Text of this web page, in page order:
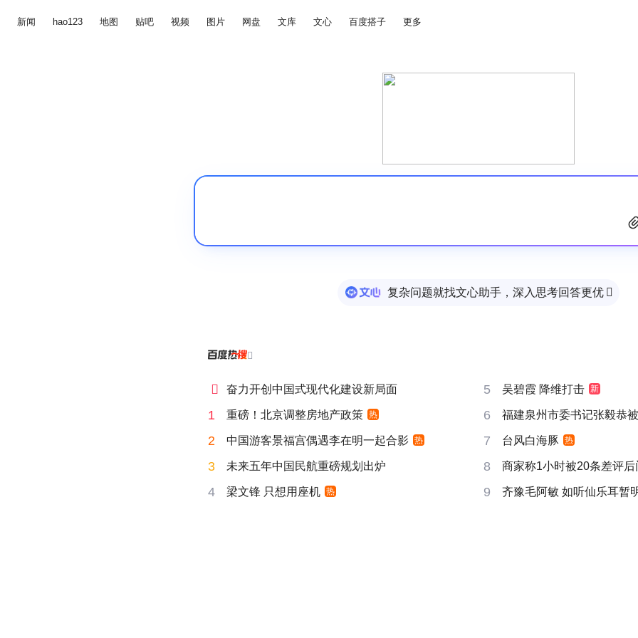
新闻 hao123 地图 贴吧 视频 图片 网盘 文库 文心 百度搭子 更多
复杂问题就找文心助手，深入思考回答更优 

 奋力开创中国式现代化建设新局面 5 吴碧霞 降维打击 新
1 重磅！北京调整房地产政策 热 6 福建泉州市委书记张毅恭
2 中国游客景福宫偶遇李在明一起合影 热 7 台风白海豚 热
3 未来五年中国民航重磅规划出炉 8 商家称1小时被20条差评后
4 梁文锋 只想用座机 热 9 齐豫毛阿敏 如听仙乐耳暂